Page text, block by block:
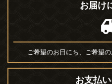
お届け
ご希望のお日にち、ご希望
お支払